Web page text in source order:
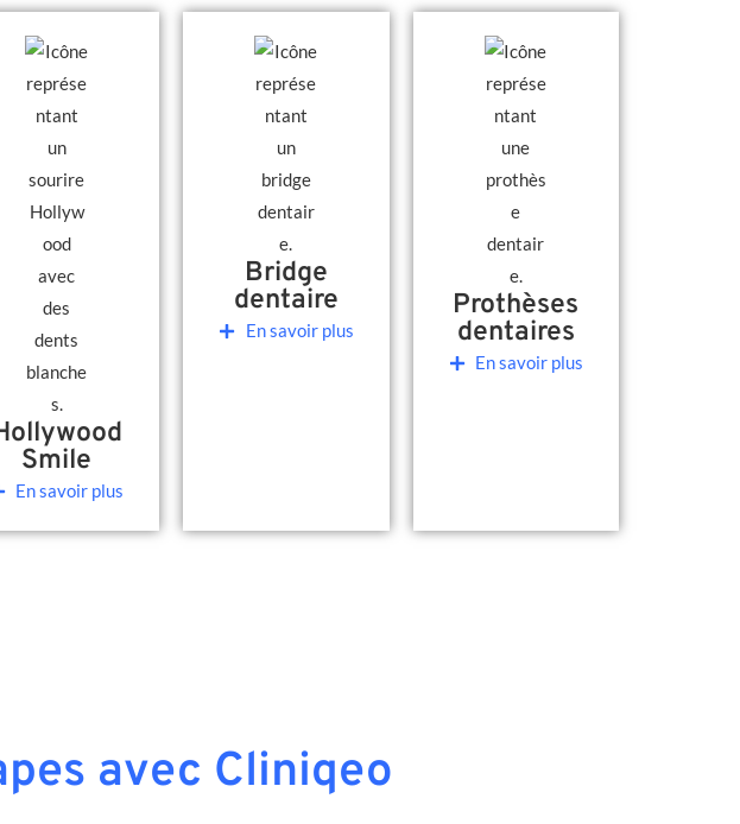
Smile
En savoir plus
Bridge
dentaire
En savoir plus
Prothèses
dentaires
En savoir plus
avec Cliniqeo